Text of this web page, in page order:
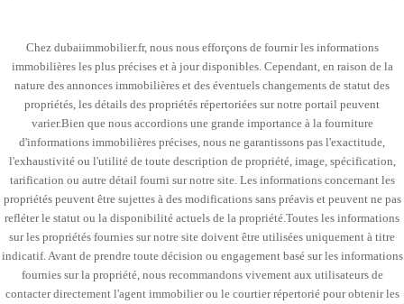
Chez dubaiimmobilier.fr, nous nous efforçons de fournir les informations
immobilières les plus précises et à jour disponibles. Cependant, en raison de la
nature des annonces immobilières et des éventuels changements de statut des
propriétés, les détails des propriétés répertoriées sur notre portail peuvent
varier.Bien que nous accordions une grande importance à la fourniture
d'informations immobilières précises, nous ne garantissons pas l'exactitude,
l'exhaustivité ou l'utilité de toute description de propriété, image, spécification,
tarification ou autre détail fourni sur notre site. Les informations concernant les
propriétés peuvent être sujettes à des modifications sans préavis et peuvent ne pas
refléter le statut ou la disponibilité actuels de la propriété.Toutes les informations
sur les propriétés fournies sur notre site doivent être utilisées uniquement à titre
indicatif. Avant de prendre toute décision ou engagement basé sur les informations
fournies sur la propriété, nous recommandons vivement aux utilisateurs de
contacter directement l'agent immobilier ou le courtier répertorié pour obtenir les